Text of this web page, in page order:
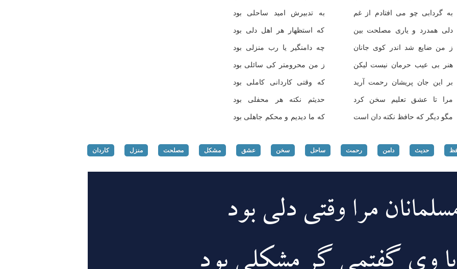
به گردابی چو می افتادم از غم به تدبیرش امید ساحلی بود
دلی همدرد و یاری مصلحت بین که استظهار هر اهل دلی بود
ز من ضایع شد اندر کوی جانان چه دامنگیر یا رب منزلی بود
هنر بی عیب حرمان نیست لیکن ز من محرومتر کی سائلی بود
بر این جان پریشان رحمت آرید که وقتی کاردانی کاملی بود
مرا تا عشق تعلیم سخن کرد حدیثم نکته هر محفلی بود
مگو دیگر که حافظ نکته دان است که ما دیدیم و محکم جاهلی بود
حدیث دامن رحمت ساحل سخن عشق مشکل مصلحت منزل کاردان